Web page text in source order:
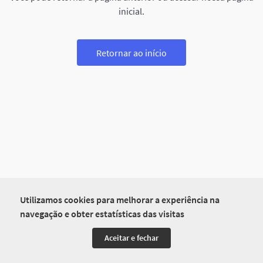
Utilizamos cookies para melhorar a experiência na
navegação e obter estatísticas das visitas
Aceitar e fechar
inicial.
Retornar ao início